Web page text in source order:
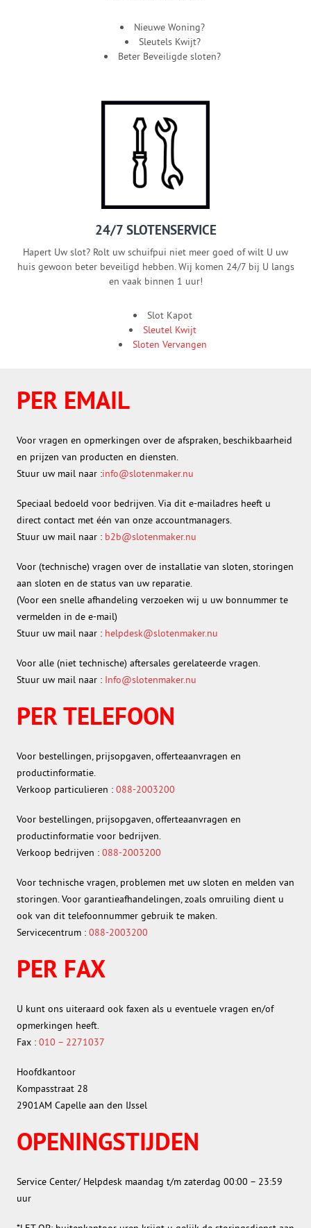
Nieuwe Woning?
Sleutels Kwijt?
Beter Beveiligde sloten?
24/7 SLOTENSERVICE
Hapert Uw slot? Rolt uw schuifpui niet meer goed of wilt U uw
huis gewoon beter beveiligd hebben. Wij komen 24/7 bij U langs
en vaak binnen 1 uur!
Slot Kapot
Sleutel Kwijt
Sloten Vervangen
PER EMAIL
Voor vragen en opmerkingen over de afspraken, beschikbaarheid
en prijzen van producten en diensten.
Stuur uw mail naar :info@slotenmaker.nu
Speciaal bedoeld voor bedrijven. Via dit e-mailadres heeft u
direct contact met één van onze accountmanagers.
Stuur uw mail naar : b2b@slotenmaker.nu
Voor (technische) vragen over de installatie van sloten, storingen
aan sloten en de status van uw reparatie.
(Voor een snelle afhandeling verzoeken wij u uw bonnummer te
vermelden in de e-mail)
Stuur uw mail naar : helpdesk@slotenmaker.nu
Voor alle (niet technische) aftersales gerelateerde vragen.
Stuur uw mail naar : Info@slotenmaker.nu
PER TELEFOON
Voor bestellingen, prijsopgaven, offerteaanvragen en
productinformatie.
Verkoop particulieren : 088-2003200
Voor bestellingen, prijsopgaven, offerteaanvragen en
productinformatie voor bedrijven.
Verkoop bedrijven : 088-2003200
Voor technische vragen, problemen met uw sloten en melden van
storingen. Voor garantieafhandelingen, zoals omruiling dient u
ook van dit telefoonnummer gebruik te maken.
Servicecentrum : 088-2003200
PER FAX
U kunt ons uiteraard ook faxen als u eventuele vragen en/of
opmerkingen heeft.
Fax : 010 – 2271037
Hoofdkantoor
Kompasstraat 28
2901AM Capelle aan den IJssel
OPENINGSTIJDEN
Service Center/ Helpdesk maandag t/m zaterdag 00:00 – 23:59
uur